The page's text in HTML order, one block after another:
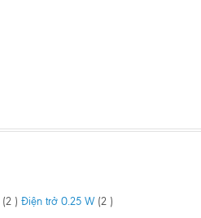
(2 ) Điện trở 0.25 W (2 )